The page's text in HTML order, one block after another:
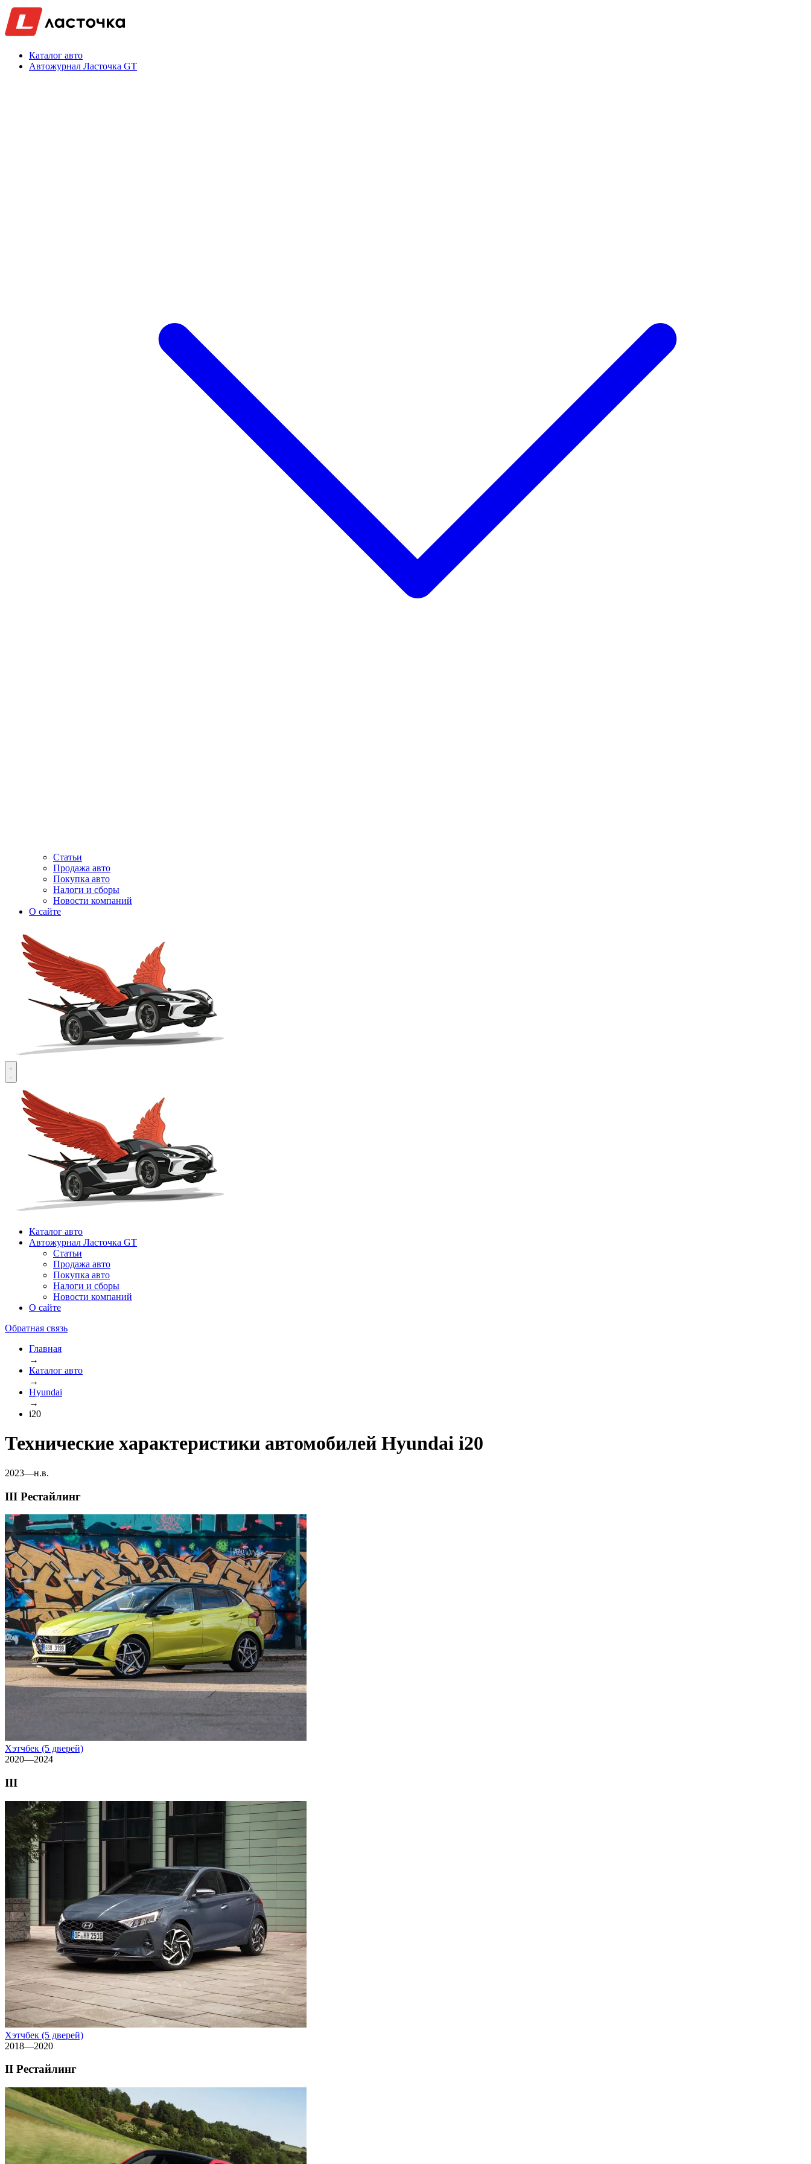
Каталог авто
Автожурнал Ласточка GT
Статьи
Продажа авто
Покупка авто
Налоги и сборы
Новости компаний
О сайте
Каталог авто
Автожурнал Ласточка GT
Статьи
Продажа авто
Покупка авто
Налоги и сборы
Новости компаний
О сайте
Обратная связь
Главная
→
Каталог авто
→
Hyundai
→
i20
Технические характеристики автомобилей Hyundai i20
2023—н.в.
III Рестайлинг
Хэтчбек (5 дверей)
2020—2024
III
Хэтчбек (5 дверей)
2018—2020
II Рестайлинг